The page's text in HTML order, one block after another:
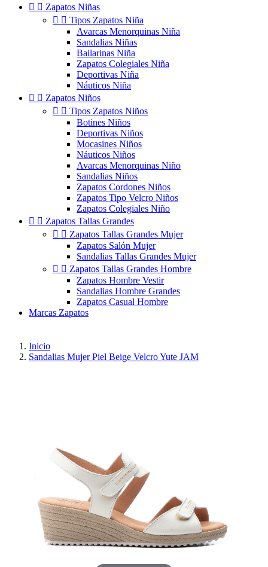
  Zapatos Niñas
  Tipos Zapatos Niña
Avarcas Menorquinas Niña
Sandalias Niñas
Bailarinas Niña
Zapatos Colegiales Niña
Deportivas Niña
Náuticos Niña
  Zapatos Niños
  Tipos Zapatos Niños
Botines Niños
Deportivas Niños
Mocasines Niños
Náuticos Niños
Avarcas Menorquinas Niño
Sandalias Niños
Zapatos Cordones Niños
Zapatos Tipo Velcro Niños
Zapatos Colegiales Niño
  Zapatos Tallas Grandes
  Zapatos Tallas Grandes Mujer
Zapatos Salón Mujer
Sandalias Tallas Grandes Mujer
  Zapatos Tallas Grandes Hombre
Zapatos Hombre Vestir
Sandalias Hombre Grandes
Zapatos Casual Hombre
Marcas Zapatos
Inicio
Sandalias Mujer Piel Beige Velcro Yute JAM